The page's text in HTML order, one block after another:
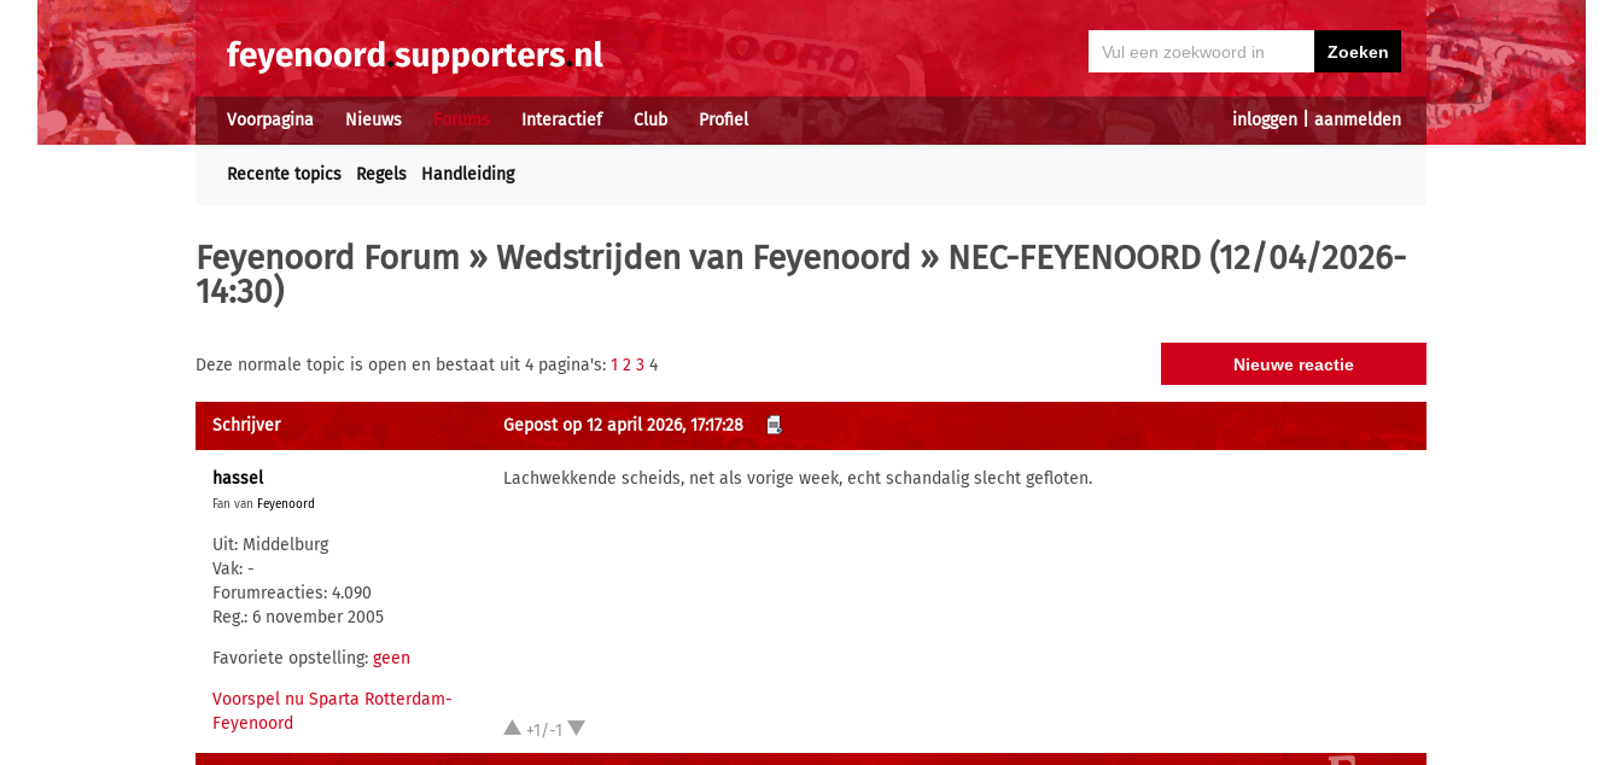
inloggen aanmelden
Voorpagina Nieuws Forums Interactief Club Profiel
Recente topics Regels Handleiding
Feyenoord Forum » Wedstrijden van Feyenoord » NEC-FEYENOORD (12/04/2026-
14:30)
Deze normale topic is open en bestaat uit 4 pagina's: 1 2 3 4
Schrijver Gepost op 12 april 2026, 17:17:28
hassel
Fan van Feyenoord
Uit: Middelburg
Vak: -
Forumreacties: 4.090
Reg.: 6 november 2005
Favoriete opstelling: geen
Voorspel nu Sparta Rotterdam-
Feyenoord
Lachwekkende scheids, net als vorige week, echt schandalig slecht gefloten.
+1/-1